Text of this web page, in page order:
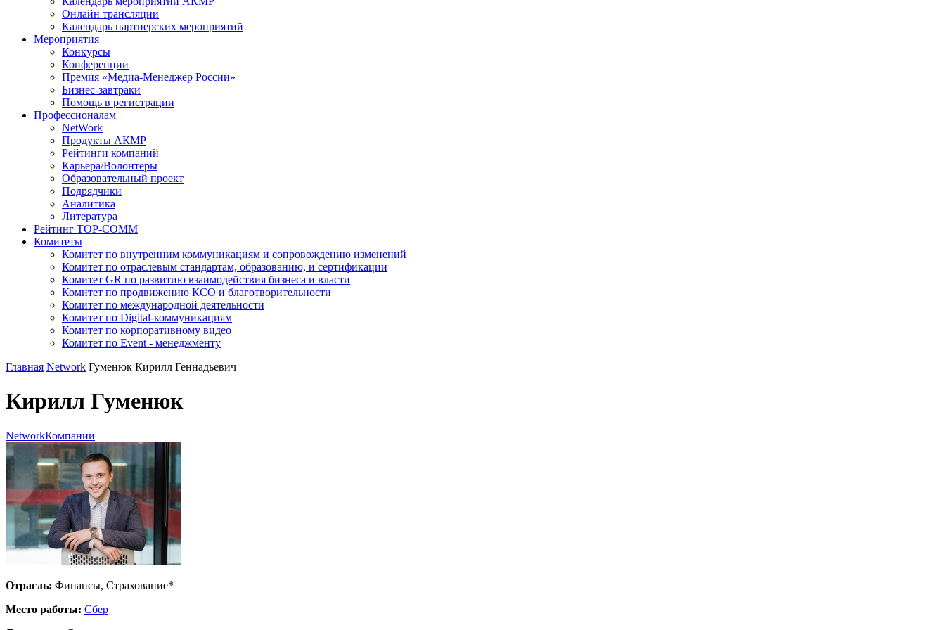
Онлайн трансляции
Календарь партнерских мероприятий
Мероприятия
Конкурсы
Конференции
Премия «Медиа-Менеджер России»
Бизнес-завтраки
Помощь в регистрации
Профессионалам
NetWork
Продукты АКМР
Рейтинги компаний
Карьера/Волонтеры
Образовательный проект
Подрядчики
Аналитика
Литература
Рейтинг TOP-COMM
Комитеты
Комитет по внутренним коммуникациям и сопровождению изменений
Комитет по отраслевым стандартам, образованию, и сертификации
Комитет GR по развитию взаимодействия бизнеса и власти
Комитет по продвижению КСО и благотворительности
Комитет по международной деятельности
Комитет по Digital-коммуникациям
Комитет по корпоративному видео
Комитет по Event - менеджменту
Главная Network Гуменюк Кирилл Геннадьевич
Кирилл Гуменюк
NetworkКомпании
Отрасль: Финансы, Страхование*
Место работы: Сбер